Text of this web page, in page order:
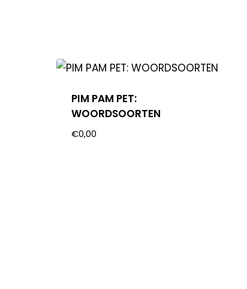
PIM PAM PET:
WOORDSOORTEN
€0,00